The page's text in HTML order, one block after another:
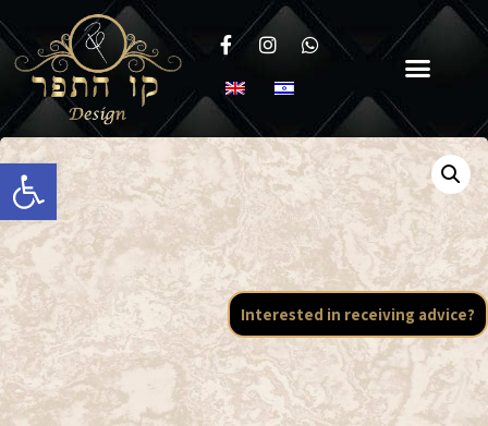
Open toolbar
Interested in receiving advice?